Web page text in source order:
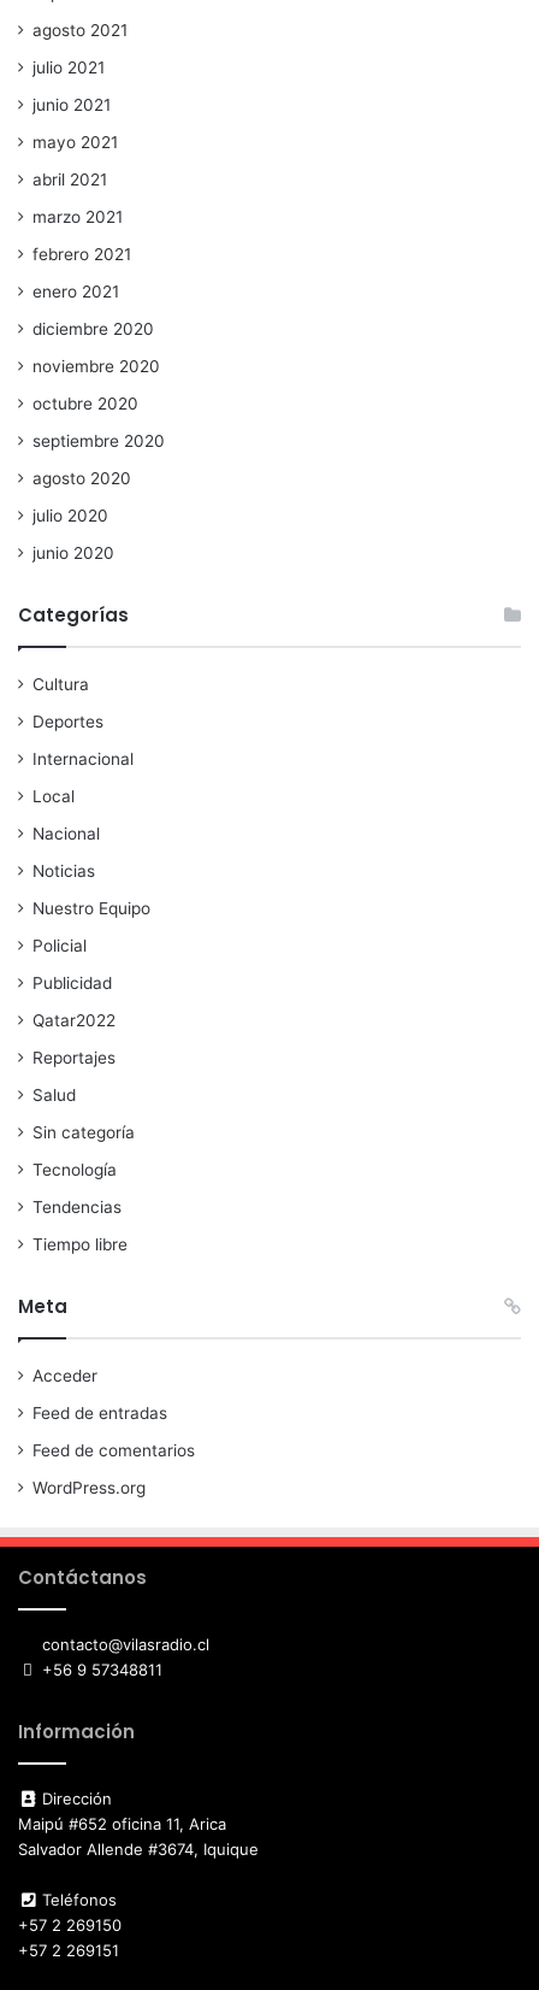
agosto 2021
julio 2021
junio 2021
mayo 2021
abril 2021
marzo 2021
febrero 2021
enero 2021
diciembre 2020
noviembre 2020
octubre 2020
septiembre 2020
agosto 2020
julio 2020
junio 2020
Categorías
Cultura
Deportes
Internacional
Local
Nacional
Noticias
Nuestro Equipo
Policial
Publicidad
Qatar2022
Reportajes
Salud
Sin categoría
Tecnología
Tendencias
Tiempo libre
Meta
Acceder
Feed de entradas
Feed de comentarios
WordPress.org
Contáctanos
contacto@vilasradio.cl
+56 9 57348811
Información
Dirección
Maipú #652 oficina 11, Arica
Salvador Allende #3674, Iquique
Teléfonos
+57 2 269150
+57 2 269151